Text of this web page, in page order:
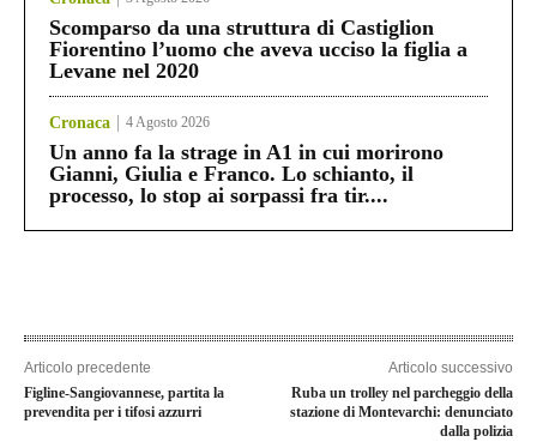
Scomparso da una struttura di Castiglion
Fiorentino l’uomo che aveva ucciso la figlia a
Levane nel 2020
Cronaca 4 Agosto 2026
Un anno fa la strage in A1 in cui morirono
Gianni, Giulia e Franco. Lo schianto, il
processo, lo stop ai sorpassi fra tir....
Articolo precedente
Figline-Sangiovannese, partita la
prevendita per i tifosi azzurri
Articolo successivo
Ruba un trolley nel parcheggio della
stazione di Montevarchi: denunciato
dalla polizia